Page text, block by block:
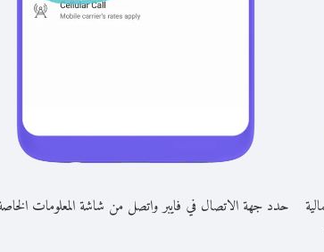
حدد جهة الاتصال في فايبر واتصل من شاشة المعلومات